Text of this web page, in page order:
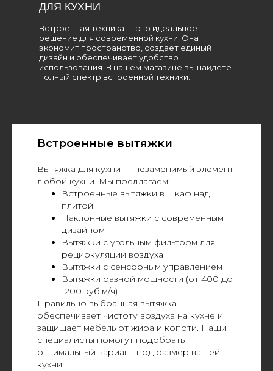
Встроенная техника — это идеальное
решение для современной кухни. Она
экономит пространство, создает единый
дизайн и обеспечивает удобство
использования. В нашем магазине вы найдете
полный спектр встроенной техники:
ДЛЯ КУХНИ
Встроенные вытяжки
Вытяжка для кухни — незаменимый элемент
любой кухни. Мы предлагаем:
Встроенные вытяжки в шкаф над
плитой
Наклонные вытяжки с современным
дизайном
Вытяжки с угольным фильтром для
рециркуляции воздуха
Вытяжки с сенсорным управлением
Вытяжки разной мощности (от 400 до
1200 куб.м/ч)
Правильно выбранная вытяжка
обеспечивает чистоту воздуха на кухне и
защищает мебель от жира и копоти. Наши
специалисты помогут подобрать
оптимальный вариант под размер вашей
кухни.